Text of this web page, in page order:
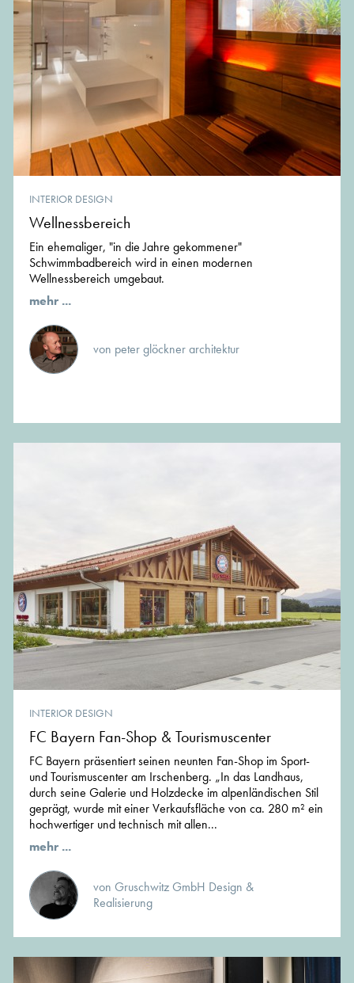
INTERIOR DESIGN
Wellnessbereich
Ein ehemaliger, "in die Jahre gekommener"
Schwimmbadbereich wird in einen modernen
Wellnessbereich umgebaut.
mehr ...
von peter glöckner architektur
INTERIOR DESIGN
FC Bayern Fan-Shop & Tourismuscenter
FC Bayern präsentiert seinen neunten Fan-Shop im Sport-
und Tourismuscenter am Irschenberg. „In das Landhaus,
durch seine Galerie und Holzdecke im alpenländischen Stil
geprägt, wurde mit einer Verkaufsfläche von ca. 280 m² ein
hochwertiger und technisch mit allen...
mehr ...
von Gruschwitz GmbH Design &
Realisierung